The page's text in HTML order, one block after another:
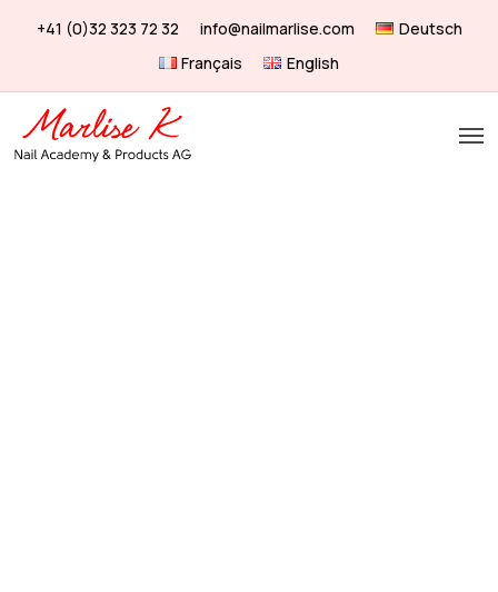
content
+41 (0)32 323 72 32 info@nailmarlise.com
Deutsch
Français
English